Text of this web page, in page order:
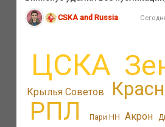
CSKA and Russia
ЦСКА
Крылья Советов
РПЛ Пари НН Акрон